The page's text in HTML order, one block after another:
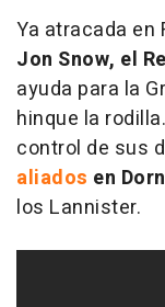
Ya atracada en
Jon Snow, el
ayuda para la
hinque la
control de sus
aliados en
los Lannister.